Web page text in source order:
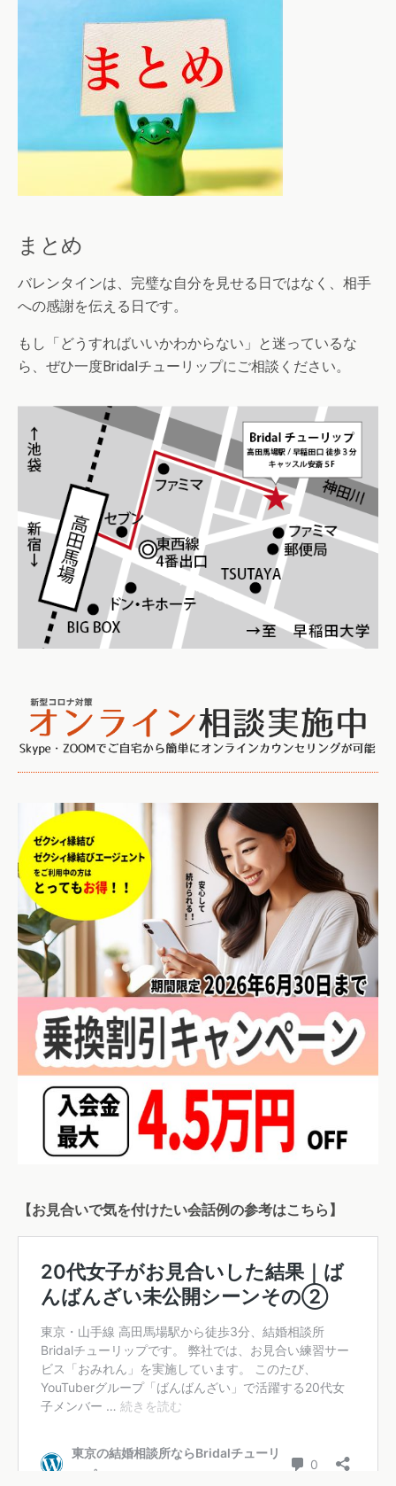
まとめ
バレンタインは、完璧な自分を見せる日ではなく、相手
への感謝を伝える日です。
もし「どうすればいいかわからない」と迷っているな
ら、ぜひ一度Bridalチューリップにご相談ください。
【お見合いで気を付けたい会話例の参考はこちら】